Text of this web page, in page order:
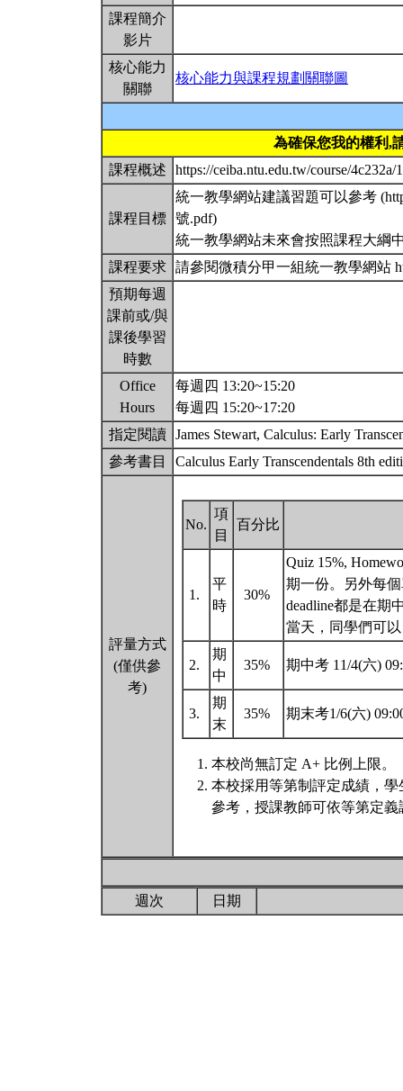
課程簡介
影片
核心能力
關聯
核心能力與課程規劃關聯圖
為確保您我的權利,
課程概述
https://ceiba.ntu.edu.tw/course/
課程目標
統一教學網站建議習題可以參考
號.pdf)
統一教學網站未來會按照課程大綱
課程要求
請參閱微積分甲一組統一教學網站
預期每週
課前或/與
課後學習
時數
Office
Hours
每週四 13:20~15:20
每週四 15:20~17:20
指定閱讀
James Stewart, Calculus: Early
參考書目
Calculus Early Transcendentals 8th
評量方式
(僅供參
考)
No.
項
目
百分比
1.
平
時
30%
Quiz 15%,
期一份。另外每
deadline都是在期
當天，同學們可
2.
期
中
35% 期中考 11/4(六)
3.
期
末
35% 期末考1/6(六)
本校尚無訂定 A+ 比例上限。
本校採用等第制評定成績，
參考，授課教師可依等第定
週次 日期